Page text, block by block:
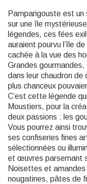
Pamparigouste est
sur une île
légendes, ces fées
auraient pourvu l’île
cachée à la vue des
Grandes
dans leur chaudron de
plus chanceux
C’est cette légende
Moustiers, pour la
deux passions : les
Vous pourrez ainsi
ses confiseries fines
sélectionnées ou
et œuvres parsemant
Noisettes et
nougatines, pâtes de